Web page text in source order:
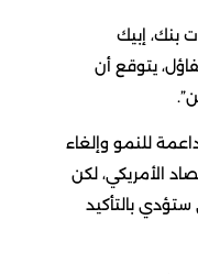
بنك، إبيك
يتوقع أن
للنمو وإلغاء
الأمريكي، لكن
بالتأكيد